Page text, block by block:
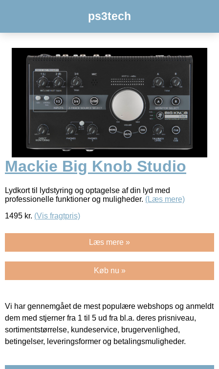
ps3tech
Mackie Big Knob Studio
Lydkort til lydstyring og optagelse af din lyd med
professionelle funktioner og muligheder. (Læs mere)
1495 kr. (Vis fragtpris)
Læs mere »
Køb nu »
Vi har gennemgået de mest populære webshops og anmeldt
dem med stjerner fra 1 til 5 ud fra bl.a. deres prisniveau,
sortimentstørrelse, kundeservice, brugervenlighed,
betingelser, leveringsformer og betalingsmuligheder.